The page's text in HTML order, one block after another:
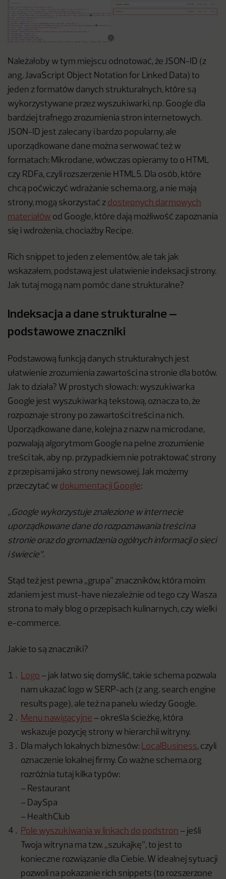
Należałoby w tym miejscu odnotować, że JSON-ID (z
ang. JavaScript Object Notation for Linked Data) to
jeden z formatów danych strukturalnych, które są
wykorzystywane przez wyszukiwarki, np. Google dla
bardziej trafnego zrozumienia stron internetowych.
JSON-ID jest zalecany i bardzo popularny, ale
uporządkowane dane można serwować też w
formatach: Mikrodane, wówczas opieramy to o HTML
czy RDFa, czyli rozszerzenie HTML5. Dla osób, które
chcą poćwiczyć wdrażanie schema.org, a nie mają
strony, mogą skorzystać z dostępnych darmowych
materiałów od Google, które dają możliwość zapoznania
się i wdrożenia, chociażby Recipe.
Rich snippet to jeden z elementów, ale tak jak
wskazałem, podstawą jest ułatwienie indeksacji strony.
Jak tutaj mogą nam pomóc dane strukturalne?
Indeksacja a dane strukturalne –
podstawowe znaczniki
Podstawową funkcją danych strukturalnych jest
ułatwienie zrozumienia zawartości na stronie dla botów.
Jak to działa? W prostych słowach: wyszukiwarka
Google jest wyszukiwarką tekstową, oznacza to, że
rozpoznaje strony po zawartości treści na nich.
Uporządkowane dane, kolejna z nazw na microdane,
pozwalają algorytmom Google na pełne zrozumienie
treści tak, aby np. przypadkiem nie potraktować strony
z przepisami jako strony newsowej. Jak możemy
przeczytać w dokumentacji Google:
„Google wykorzystuje znalezione w internecie
uporządkowane dane do rozpoznawania treści na
stronie oraz do gromadzenia ogólnych informacji o sieci
i świecie”.
Stąd też jest pewna „grupa” znaczników, która moim
zdaniem jest must-have niezależnie od tego czy Wasza
strona to mały blog o przepisach kulinarnych, czy wielki
e-commerce.
Jakie to są znaczniki?
Logo – jak łatwo się domyślić, takie schema pozwala
nam ukazać logo w SERP-ach (z ang. search engine
results page), ale też na panelu wiedzy Google.
Menu nawigacyjne – określa ścieżkę, która
wskazuje pozycję strony w hierarchii witryny.
Dla małych lokalnych biznesów: LocalBusiness, czyli
oznaczenie lokalnej firmy. Co ważne schema.org
rozróżnia tutaj kilka typów:
– Restaurant
– DaySpa
– HealthClub
Pole wyszukiwania w linkach do podstron – jeśli
Twoja witryna ma tzw. „szukajkę”, to jest to
konieczne rozwiązanie dla Ciebie. W idealnej sytuacji
pozwoli na pokazanie rich snippets (to rozszerzone